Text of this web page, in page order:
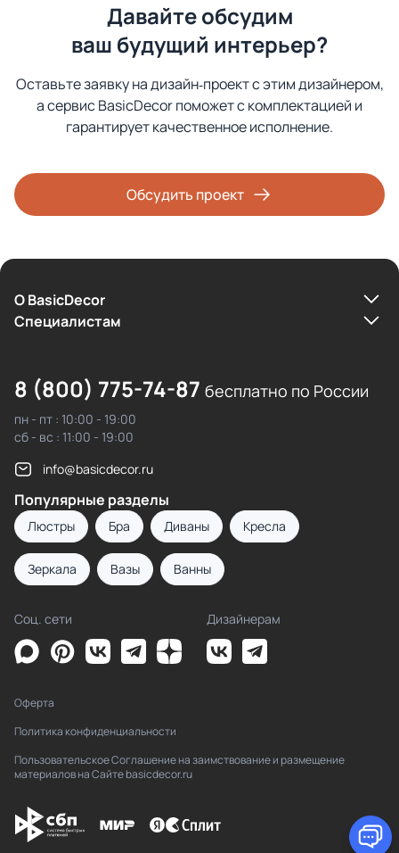
Давайте обсудим
ваш будущий интерьер?
Оставьте заявку на дизайн‑проект с этим дизайнером,
а сервис BasicDecor поможет с комплектацией и
гарантирует качественное исполнение.
Обсудить проект
О BasicDecor
Cпециалистам
8 (800) 775-74-87 бесплатно по России
пн - пт : 10:00 - 19:00
сб - вс : 11:00 - 19:00
info@basicdecor.ru
Популярные разделы
Люстры Бра Диваны Кресла
Зеркала Вазы Ванны
Соц. сети Дизайнерам
Оферта
Политика конфиденциальности
Пользовательское Соглашение на заимствование и размещение
материалов на Сайте basicdecor.ru